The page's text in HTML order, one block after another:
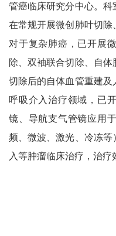
管癌临床研究分中心。科
在常规开展微创肺叶切除
对于复杂肺癌，已开展
除、双袖联合切除、自
切除后的自体血管重建
呼吸介入治疗领域，已
镜、导航支气管镜应用
频、微波、激光、冷冻
入等肿瘤临床治疗，治疗